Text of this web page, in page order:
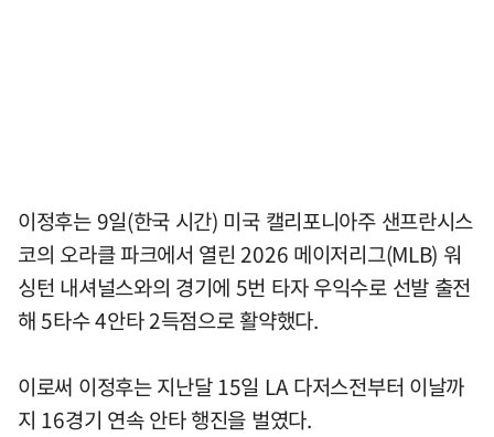
이정후는 9일(한국 시간) 미국 캘리포니아주 샌프란시스
코의 오라클 파크에서 열린 2026 메이저리그(MLB) 워
싱턴 내셔널스와의 경기에 5번 타자 우익수로 선발 출전
해 5타수 4안타 2득점으로 활약했다.
이로써 이정후는 지난달 15일 LA 다저스전부터 이날까
지 16경기 연속 안타 행진을 벌였다.